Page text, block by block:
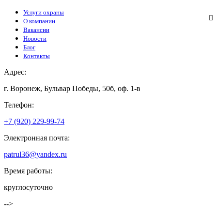
Услуги охраны
О компании
Вакансии
Новости
Блог
Контакты
Адрес:
г. Воронеж, Бульвар Победы, 50б, оф. 1-в
Телефон:
+7 (920) 229-99-74
Электронная почта:
patrul36@yandex.ru
Время работы:
круглосуточно
-->